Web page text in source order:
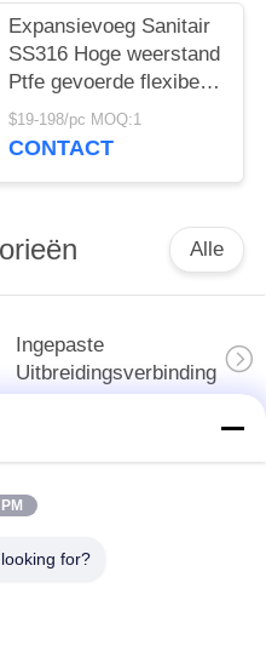
Expansievoeg Sanitair
SS316 Hoge weerstand
Ptfe gevoerde flexibele
dilatatievoeg
$19-198/pc MOQ:1
CONTACT
Alle
Ingepaste
Uitbreidingsverbinding
De dubbele
Gebied
for?